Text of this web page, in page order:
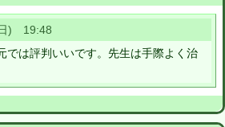
) 19:48
では評判いいです。先生は手際よく治